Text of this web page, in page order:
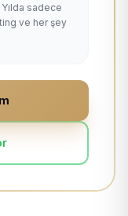
sadece
ve her şey